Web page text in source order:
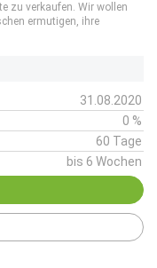
zu verkaufen. Wir wollen
ermutigen, ihre
31.08.2020
0 %
60 Tage
bis 6 Wochen